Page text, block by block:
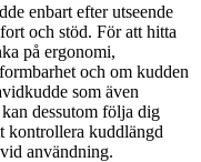
enbart efter utseende
och stöd. För att hitta
på ergonomi,
och om kudden
som även
dessutom följa dig
kontrollera kuddlängd
användning.